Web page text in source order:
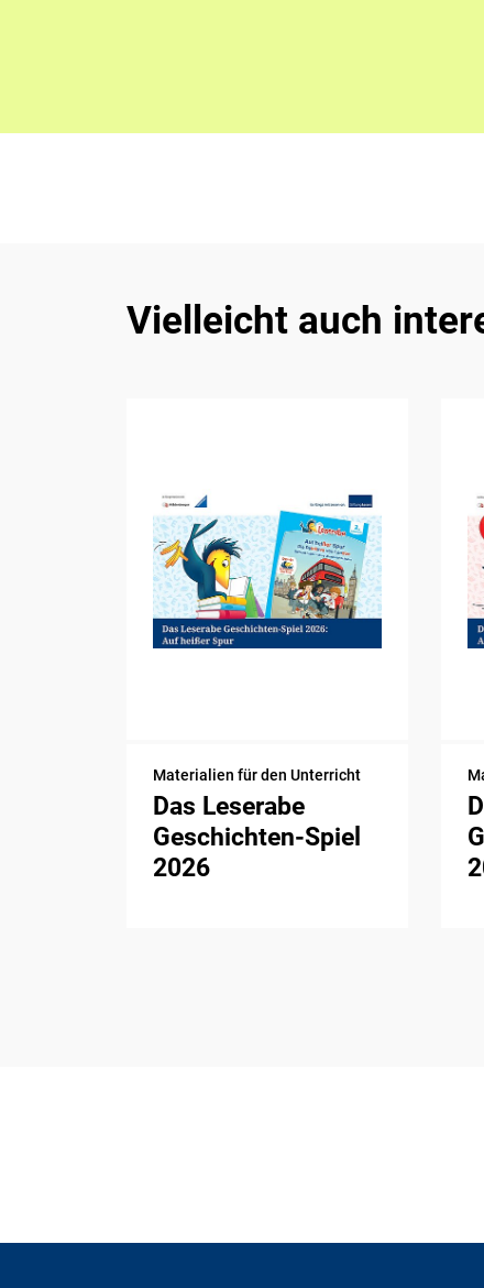
Vielleicht auch
Materialien für den Unterricht
Das Leserabe
Geschichten-Spiel
2026